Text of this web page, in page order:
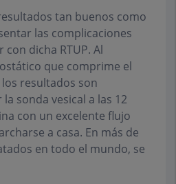
tan buenos como
las complicaciones
dicha RTUP. Al
que comprime el
resultados son
sonda vesical a las 12
con un excelente flujo
a casa. En más de
en todo el mundo, se